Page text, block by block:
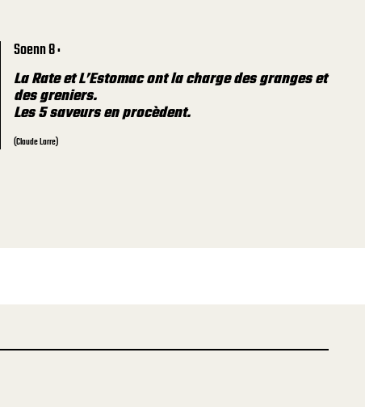
Soenn 8 :
La Rate et L’Estomac ont la charge des granges et
des greniers.
Les 5 saveurs en procèdent.
(Claude Larre)